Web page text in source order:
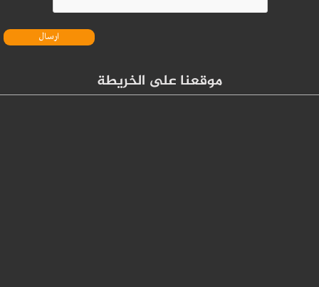
موقعنا على الخريطة